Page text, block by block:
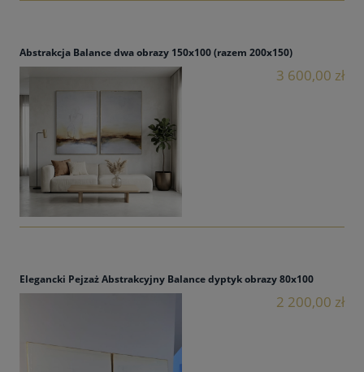
Abstrakcja Balance dwa obrazy 150x100 (razem 200x150)
3 600,00 zł
Elegancki Pejzaż Abstrakcyjny Balance dyptyk obrazy 80x100
2 200,00 zł